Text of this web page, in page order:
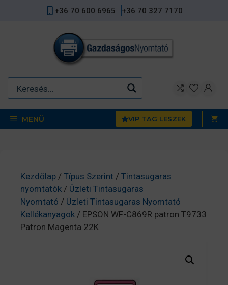
+36 70 600 6965 +36 70 327 7170
MENÜ VIP TAG LESZEK
Kezdőlap / Típus Szerint / Tintasugaras
nyomtatók / Üzleti Tintasugaras
Nyomtató / Üzleti Tintasugaras Nyomtató
Kellékanyagok / EPSON WF-C869R patron T9733
Patron Magenta 22K